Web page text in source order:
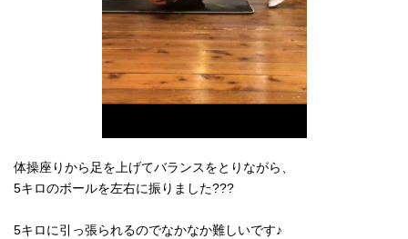
体操座りから足を上げてバランスをとりながら、
5キロのボールを左右に振りました???
5キロに引っ張られるのでなかなか難しいです♪